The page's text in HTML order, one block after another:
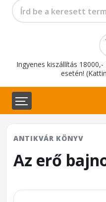
Ingyenes kiszállítás
esetén!
ANTIKVÁR KÖNYV
Az erő